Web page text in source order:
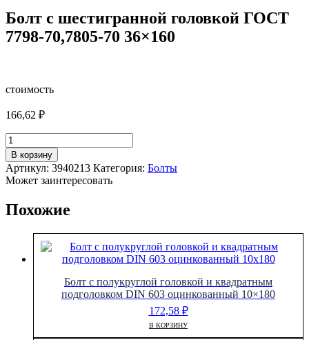
Болт с шестигранной головкой ГОСТ
7798-70,7805-70 36×160
стоимость
166,62 ₽
Количество
товара
Болт
с
шестигранной
ГОСТ
70,7805-
36x160
В корзину
Артикул: 3940213 Категория: Болты
Может заинтересовать
Похожие
Болт с полукруглой головкой и квадратным
подголовком DIN 603 оцинкованный 10×180
172,58 ₽
В КОРЗИНУ